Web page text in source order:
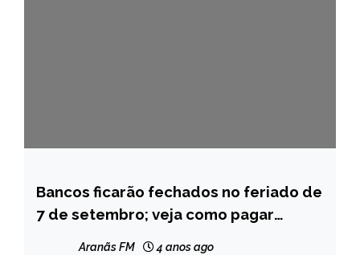
BRASIL
NOTÍCIAS
Bancos ficarão fechados no feriado de
7 de setembro; veja como pagar
Aranãs FM 4 anos ago